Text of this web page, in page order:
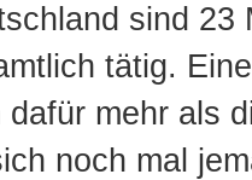
sind 23
tätig.
dafür mehr als
noch mal